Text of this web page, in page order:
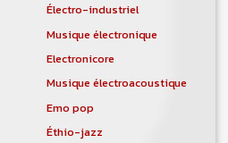
Électro-industriel
Musique électronique
Electronicore
Musique électroacoustique
Emo pop
Éthio-jazz